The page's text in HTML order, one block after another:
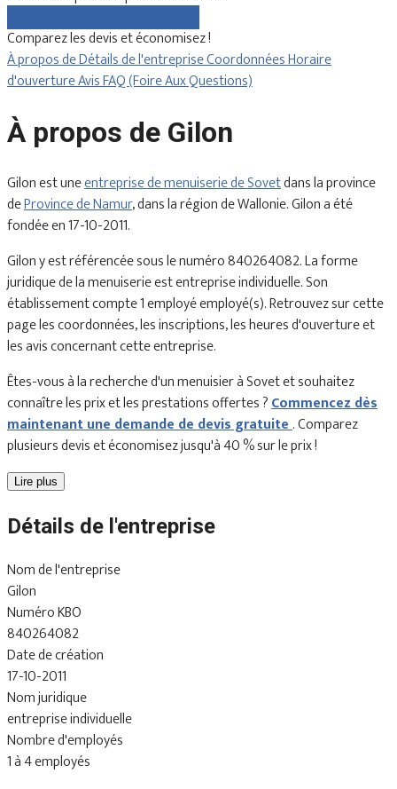
Comparez les devis et économisez !
À propos deDétails de l'entrepriseCoordonnéesHoraire
d'ouvertureAvisFAQ (Foire Aux Questions)
À propos de Gilon
Gilon est uneentreprise de menuiserie de Sovetdans la province
deProvince de Namur, dans la région de Wallonie. Gilon a été
fondée en 17-10-2011.
Gilon y est référencée sous le numéro 840264082. La forme
juridique de la menuiserie est entreprise individuelle. Son
établissement compte 1 employé employé(s). Retrouvez sur cette
page les coordonnées, les inscriptions, les heures d'ouverture et
les avis concernant cette entreprise.
Êtes-vous à la recherche d'un menuisier à Sovet et souhaitez
connaître les prix et les prestations offertes ?Commencez dès
maintenant une demande de devis gratuite. Comparez
plusieurs devis et économisez jusqu'à 40 % sur le prix !
Lire plus
Détails de l'entreprise
Nom de l'entreprise
Gilon
Numéro KBO
840264082
Date de création
17-10-2011
Nom juridique
entreprise individuelle
Nombre d'employés
1 à 4 employés